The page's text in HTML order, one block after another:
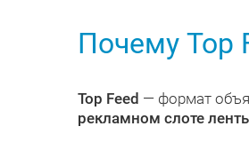
Почему Top
Top Feed — формат
рекламном слоте